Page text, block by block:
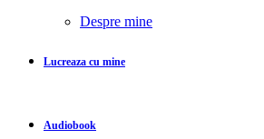
Despre mine
Lucreaza cu mine
Audiobook